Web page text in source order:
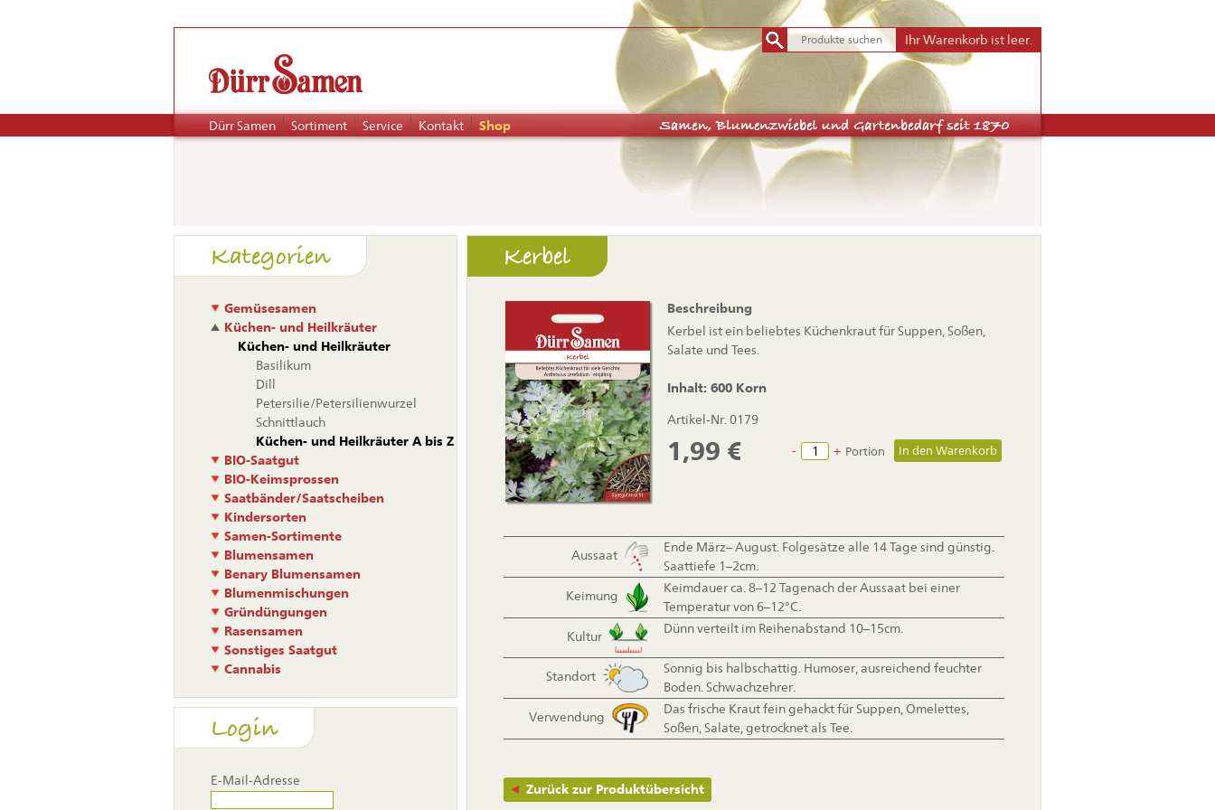
Navigation
überspringen
Dürr Samen Sortiment Service Kontakt Shop
Ihr Warenkorb ist leer.
Kerbel
Beschreibung
Kerbel ist ein beliebtes Küchenkraut für Suppen, Soßen,
Salate und Tees.
Inhalt: 600 Korn
Artikel-Nr. 0179
1,99 € - + Portion
Aussaat
Ende März– August. Folgesätze alle 14 Tage sind günstig.
Saattiefe 1–2cm.
Keimung
Keimdauer ca. 8–12 Tagenach der Aussaat bei einer
Temperatur von 6–12°C.
Kultur
Dünn verteilt im Reihenabstand 10–15cm.
Standort
Sonnig bis halbschattig. Humoser, ausreichend feuchter
Boden. Schwachzehrer.
Verwendung
Das frische Kraut fein gehackt für Suppen, Omelettes,
Soßen, Salate, getrocknet als Tee.
Zurück zur Produktübersicht
Kategorien
Gemüsesamen
Küchen- und Heilkräuter
Küchen- und Heilkräuter
Basilikum
Dill
Petersilie/Petersilienwurzel
Schnittlauch
Küchen- und Heilkräuter A bis Z
BIO-Saatgut
BIO-Keimsprossen
Saatbänder/Saatscheiben
Kindersorten
Samen-Sortimente
Blumensamen
Benary Blumensamen
Blumenmischungen
Gründüngungen
Rasensamen
Sonstiges Saatgut
Cannabis
Login
E-Mail-Adresse